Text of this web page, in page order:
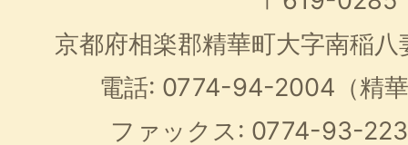
京都府相楽郡精華町大字南稲
電話: 0774-94-2004（精
ファックス: 0774-93-